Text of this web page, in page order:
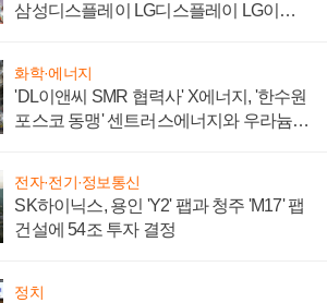
삼성디스플레이 LG디스플레이 LG이노
화학·에너지
'DL이앤씨 SMR 협력사' X에너지, '한수원
포스코 동맹' 센트러스에너지와 우라늄
전자·전기·정보통신
SK하이닉스, 용인 'Y2' 팹과 청주 'M17' 팹
건설에 54조 투자 결정
정치